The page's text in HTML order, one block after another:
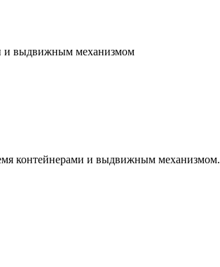
и выдвижным механизмом
контейнерами и выдвижным механизмом.